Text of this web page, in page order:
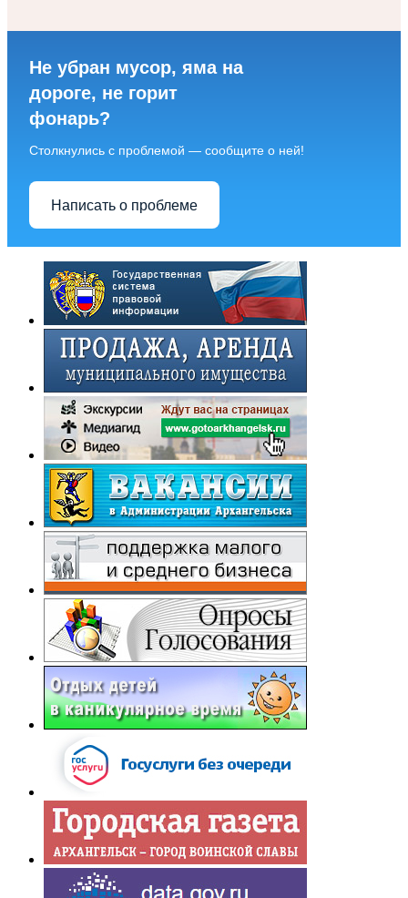
Не убран мусор, яма на
дороге, не горит
фонарь?
Столкнулись с проблемой — сообщите о ней!
Написать о проблеме